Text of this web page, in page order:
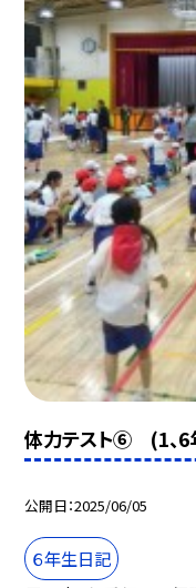
体力テスト⑥ (1、6
公開日 2025/06/05
６年生日記